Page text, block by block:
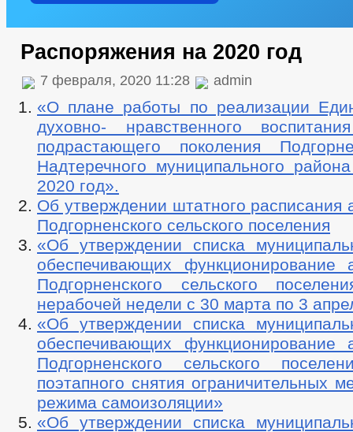
Распоряжения на 2020 год
7 февраля, 2020 11:28 admin
«О плане работы по реализации
духовно- нравственного
подрастающего поколения
Надтеречного муниципального
2020 год».
Об утверждении штатного расписания
Подгорненского сельского поселения
«Об утверждении списка
обеспечивающих функционирование
Подгорненского сельского
нерабочей недели с 30 марта по 3
«Об утверждении списка
обеспечивающих функционирование
Подгорненского сельского
поэтапного снятия ограничительных
режима самоизоляции»
«Об утверждении списка